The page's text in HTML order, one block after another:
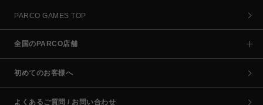
PARCO GAMES TOP
全国のPARCO店舗
初めてのお客様へ
よくあるご質問 / お問い合わせ